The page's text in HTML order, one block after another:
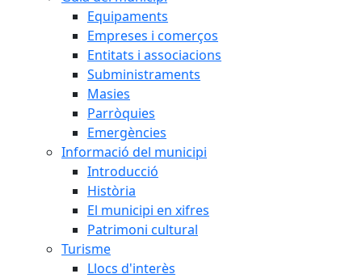
Equipaments
Empreses i comerços
Entitats i associacions
Subministraments
Masies
Parròquies
Emergències
Informació del municipi
Introducció
Història
El municipi en xifres
Patrimoni cultural
Turisme
Llocs d'interès